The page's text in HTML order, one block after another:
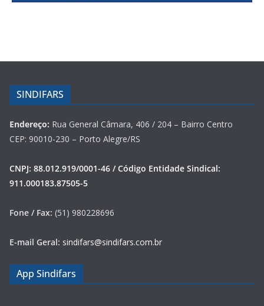
SINDIFARS
Endereço: Rua General Câmara, 406 / 204 – Bairro Centro
CEP: 90010-230 – Porto Alegre/RS
CNPJ: 88.012.919/0001-46 / Código Entidade Sindical:
911.000183.87505-5
Fone / Fax: (51) 980228696
E-mail Geral: sindifars@sindifars.com.br
App Sindifars